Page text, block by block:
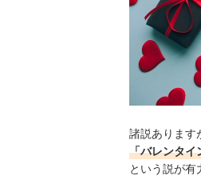
諸説あります
「バレンタイ
という説が有